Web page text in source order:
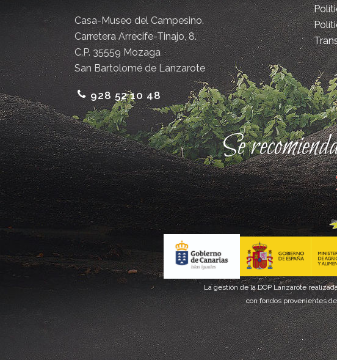
Casa-Museo del Campesino.
Carretera Arrecife-Tinajo, 8.
C.P. 35559 Mozaga
San Bartolomé de Lanzarote
928 52 10 48
Se
La gestión de la DOP Lanzarote
con fondos provenientes